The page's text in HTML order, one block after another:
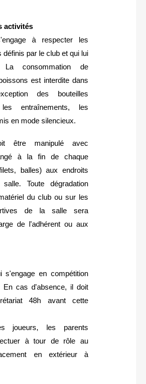
activités
à respecter les
définis par le club et qui lui
La consommation de
est interdite dans
des bouteilles
entraînements, les
en mode silencieux.
être manipulé avec
à la fin de chaque
balles) aux endroits
Toute dégradation
du club ou sur les
de la salle sera
de l'adhérent ou aux
s'engage en compétition
En cas d'absence, il doit
48h avant cette
joueurs, les parents
à tour de rôle au
en extérieur à